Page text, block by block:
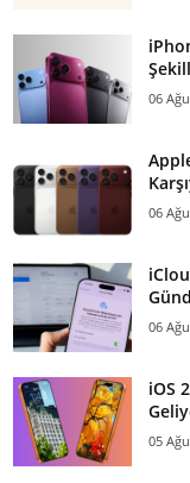
06
06
06
iOS
05